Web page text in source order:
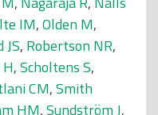
IM,Olden M,
JS, Robertson NR,
,Scholtens S,
CM,Smith
HM,Sundström J,